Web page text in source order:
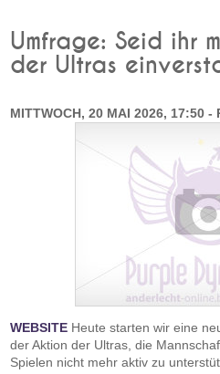
Umfrage: Seid ihr
der Ultras
MITTWOCH, 20 MAI 2026, 17:50 -
WEBSITE Heute starten wir eine
der Aktion der Ultras, die
Spielen nicht mehr aktiv zu